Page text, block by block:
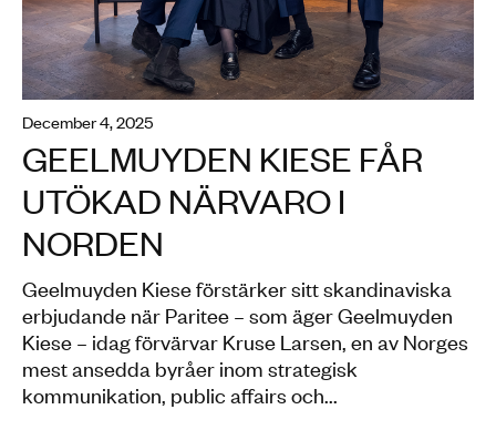
december 4, 2025
GEELMUYDEN KIESE FÅR
UTÖKAD NÄRVARO I
NORDEN
Geelmuyden Kiese förstärker sitt skandinaviska
erbjudande när Paritee – som äger Geelmuyden
Kiese – idag förvärvar Kruse Larsen, en av Norges
mest ansedda byråer inom strategisk
kommunikation, public affairs och...